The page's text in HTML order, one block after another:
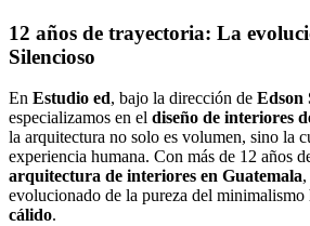
12 años de trayectoria: La
Silencioso
En Estudio ed, bajo la dirección de Edson
especializamos en el diseño de interiores
la arquitectura no solo es volumen, sino la
experiencia humana. Con más de 12 años
arquitectura de interiores en Guatemala
evolucionado de la pureza del minimalismo
cálido.